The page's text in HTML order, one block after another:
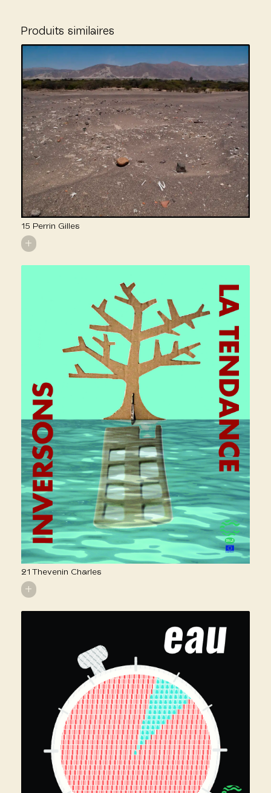
Produits similaires
15 Perrin Gilles
+
21 Thevenin Charles
+